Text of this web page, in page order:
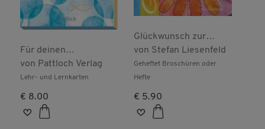
Für deinen
Herzenswunsch. Zur
Erstkommunion alles
Liebe
von Pattloch Verlag
Lehr- und Lernkarten
€ 8.00
Glückwunsch zur
Erstkommunion
von Stefan Liesenfeld
Geheftet Broschüren oder
Hefte
€ 5.90